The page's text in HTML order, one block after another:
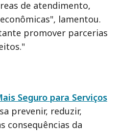
de atendimento,
lamentou.
promover parcerias
Seguro para Serviços
prevenir, reduzir,
consequências da